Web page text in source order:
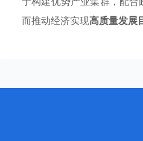
而推动经济实现高质量发展